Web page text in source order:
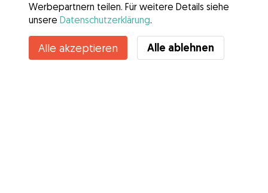
Kontakt
Kennst du die Vorteile von Gudog? Mehr sehen
Werbepartnern teilen. Für weitere Details siehe
unsere Datenschutzerklärung.
Alle akzeptieren Alle ablehnen